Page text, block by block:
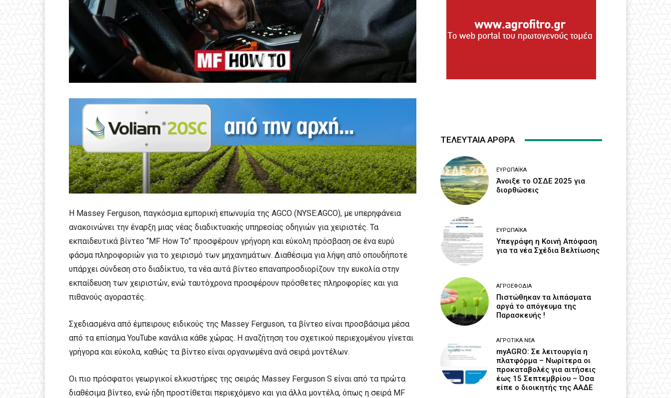
Η Massey Ferguson, παγκόσμια εμπορική επωνυμία της AGCO (NYSE:AGCO), με υπερηφάνεια
ανακοινώνει την έναρξη μιας νέας διαδικτυακής υπηρεσίας οδηγιών για χειριστές. Τα
εκπαιδευτικά βίντεο “MF How To” προσφέρουν γρήγορη και εύκολη πρόσβαση σε ένα ευρύ
φάσμα πληροφοριών για το χειρισμό των μηχανημάτων. Διαθέσιμα για λήψη από οπουδήποτε
υπάρχει σύνδεση στο διαδίκτυο, τα νέα αυτά βίντεο επαναπροσδιορίζουν την ευκολία στην
εκπαίδευση των χειριστών, ενώ ταυτόχρονα προσφέρουν πρόσθετες πληροφορίες και για
πιθανούς αγοραστές.
Σχεδιασμένα από έμπειρους ειδικούς της Massey Ferguson, τα βίντεο είναι προσβάσιμα μέσα
από τα επίσημα YouTube κανάλια κάθε χώρας. Η αναζήτηση του σχετικού περιεχομένου γίνεται
γρήγορα και εύκολα, καθώς τα βίντεο είναι οργανωμένα ανά σειρά μοντέλων.
Οι πιο πρόσφατοι γεωργικοί ελκυστήρες της σειράς Massey Ferguson S είναι από τα πρώτα
διαθέσιμα βίντεο, ενώ ήδη προστίθεται περιεχόμενο και για άλλα μοντέλα, όπως η σειρά MF
ΤΕΛΕΥΤΑΙΑ ΑΡΘΡΑ
ΕΥΡΩΠΑΪΚΆ
Άνοιξε το ΟΣΔΕ 2025 για
διορθώσεις
ΕΥΡΩΠΑΪΚΆ
Υπεγράφη η Κοινή Απόφαση
για τα νέα Σχέδια Βελτίωσης
ΑΓΡΟΕΦΌΔΙΑ
Πιστώθηκαν τα λιπάσματα
αργά το απόγευμα της
Παρασκευής !
ΑΓΡΟΤΙΚΆ ΝΈΑ
myAGRO: Σε λειτουργία η
πλατφόρμα – Νωρίτερα οι
προκαταβολές για αιτήσεις
έως 15 Σεπτεμβρίου – Όσα
είπε ο διοικητής της ΑΑΔΕ